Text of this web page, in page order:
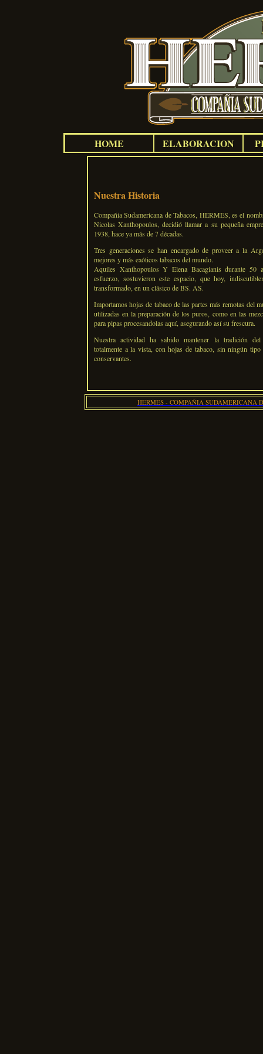
HOME ELABORACION
Nuestra Historia
Compañia Sudamericana de Tabacos, HERMES, es el
Nicolas Xanthopoulos, decidió llamar a su pequeña
1938, hace ya más de 7 décadas.
Tres generaciones se han encargado de proveer a la
mejores y más exóticos tabacos del mundo.
Aquiles Xanthopoulos Y Elena Bacagianis durante 50
esfuerzo, sostuvieron este espacio, que hoy,
transformado, en un clásico de BS. AS.
Importamos hojas de tabaco de las partes más remotas del
utilizadas en la preparación de los puros, como en las
para pipas procesandolas aquí, asegurando así su frescura.
Nuestra actividad ha sabido mantener la tradición
totalmente a la vista, con hojas de tabaco, sin ningún
conservantes.
HERMES - COMPAÑIA SUDAMERICANA